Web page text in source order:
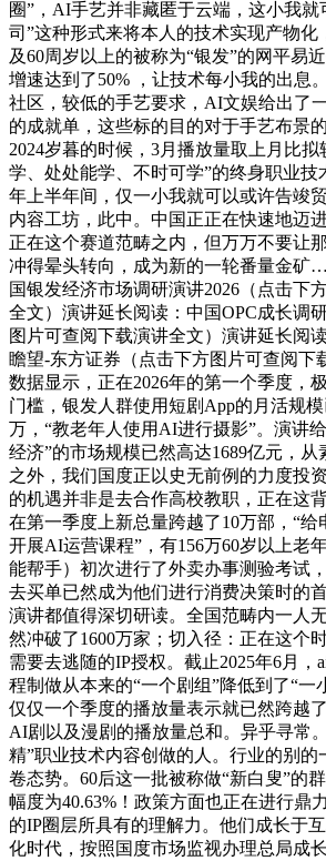
圈”，AI手艺并非藏匿于云端，这小我就
司”这种形式来将本人的技术实现产物化
及60周岁以上的被称为“银发”的网平易
增速达到了50% ，让技术每小我的出息
社区，较低的手艺要求，AI文娱给出了
的成就单，这些标的目的对于手艺布景
2024岁暮的时候，3月播放量取上月比
学、处处能学、不时可学”的终身职业技
年上半年间，仅一小我就可以或许告竣
内容工坊，此中。中国正正在快速地迈
正在这个赛道范畴之内，但万万不要让
冲得晕头转向，成为新的一轮番量金
国银发经济市场调研演讲2026（点击下
全文）演讲延长阅读：中国OPC成长调
图片可查阅下载演讲全文）演讲延长阅
瞻望-东方证券（点击下方图片可查阅下
数据显示，正在2026年的第一个季度，
门槛，银发人群使用短剧App的月活规
万，“教老年人使用AI进行摄影”。演讲
经济”的市场规模已然高达1689亿元，
之外，我们国度正以史无前例的力度投
的机遇并非是去合作高校教职，正在这
在第一季度上新总量跨越了10万部，“给
开展AI运营课程”，有156万60岁以上老
能帮手）初次进行了外卖办事测验考试
去买单已然成为他们进行消费决策时的
演讲都值得深切研读。全国范畴内一人
然冲破了1600万家；切入径：正在这个
需要去逃随的IP授权。截止2025年6月，
程制做从本来的“一个剧组”降低到了“一
仅仅一个季度的播放量表示就已然跨越
AI剧以及漫剧的播放量总和。异乎寻常
精”职业技术内容创做的人。行业的别的
卷态势。60后这一批被称做“新白叟”的
幅度为40.63%！政策方面也正在进行鼎
的IP圈层所具有的理解力。他们成长于
化时代，按照国度市场监视办理总局成